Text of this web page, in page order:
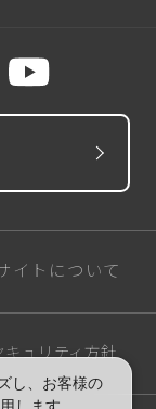
イトについて
キュリティ方針
し、お客様の
します。